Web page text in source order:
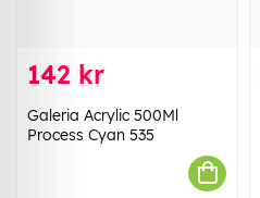
142 kr
Galeria Acrylic 500Ml
Process Cyan 535